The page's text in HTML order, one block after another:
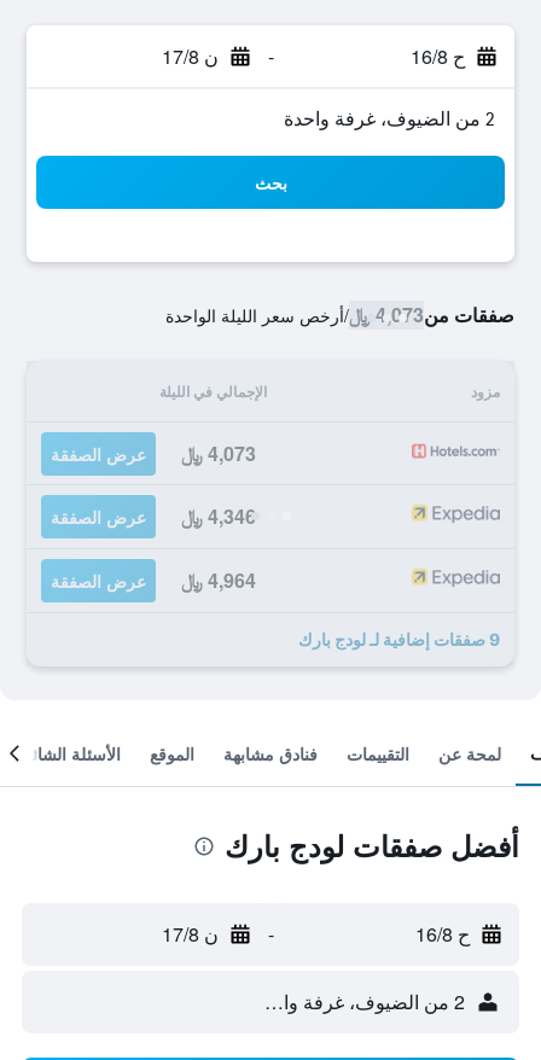
ح 16/8 - ن 17/8
2 من الضيوف، غرفة واحدة
بحث
صفقات من4,073 ﷼ /أرخص سعر الليلة الواحدة
مزود الإجمالي في الليلة
4,073 ﷼ عرض الصفقة
4,346 ﷼ عرض الصفقة
4,964 ﷼ عرض الصفقة
9 صفقات إضافية لـ لودج بارك
لمحة عن التقييمات فنادق مشابهة الموقع الأسئلة الشائعة
أفضل صفقات لودج بارك
ح 16/8 - ن 17/8
2 من الضيوف، غرفة واحدة